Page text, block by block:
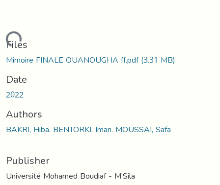
Files
Mimoire FINALE OUANOUGHA ff.pdf(3.31 MB)
Date
2022
Authors
BAKRI, Hiba. BENTORKI, Iman. MOUSSAI, Safa
Publisher
Université Mohamed Boudiaf - M’Sila